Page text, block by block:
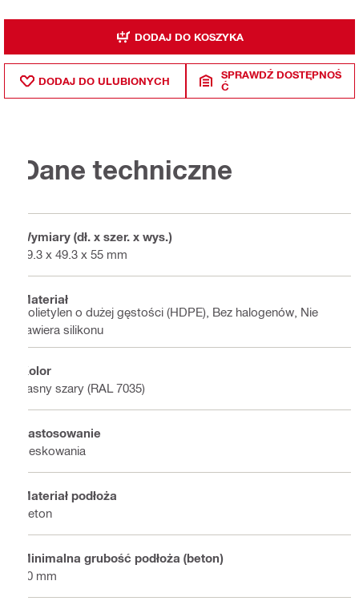
DODAJ DO KOSZYKA
DODAJ DO ULUBIONYCH
SPRAWDŹ DOSTĘPNOŚ
Ć
Dane techniczne
Wymiary (dł. x szer. x wys.)
49.3 x 49.3 x 55 mm
Materiał
Polietylen o dużej gęstości (HDPE), Bez halogenów, Nie
zawiera silikonu
Kolor
Jasny szary (RAL 7035)
Zastosowanie
Deskowania
Materiał podłoża
Beton
Minimalna grubość podłoża (beton)
80 mm